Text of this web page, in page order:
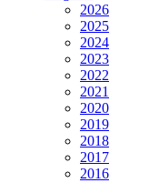
2026
2025
2024
2023
2022
2021
2020
2019
2018
2017
2016